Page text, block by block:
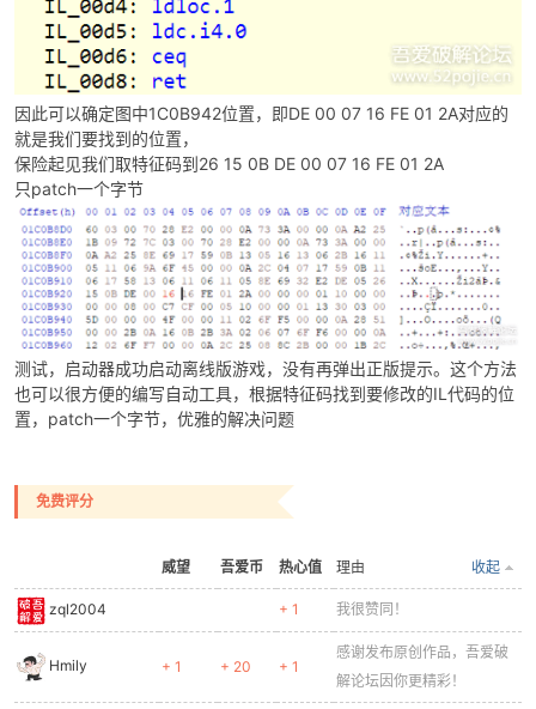
因此可以确定图中1C0B942位置，即DE 00 07 16 FE 01 2A对应的
就是我们要找到的位置，
保险起见我们取特征码到26 15 0B DE 00 07 16 FE 01 2A
只patch一个字节
测试，启动器成功启动离线版游戏，没有再弹出正版提示。这个方法
也可以很方便的编写自动工具，根据特征码找到要修改的IL代码的位
置，patch一个字节，优雅的解决问题
免费评分
威望 吾爱币 热心值 收起
理由
zql2004 + 1 我很赞同！
Hmily + 1 + 20 + 1
感谢发布原创作品，吾爱破
解论坛因你更精彩！